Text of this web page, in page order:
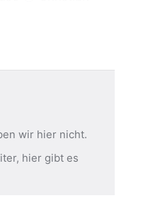
wir hier nicht.
hier gibt es